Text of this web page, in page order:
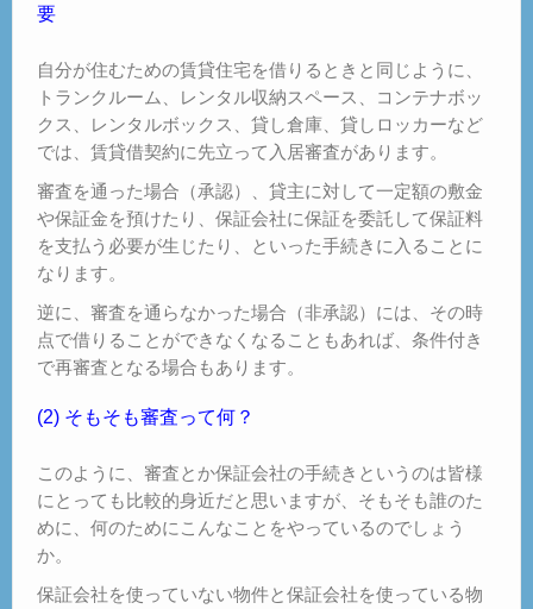
要
自分が住むための賃貸住宅を借りるときと同じように、
トランクルーム、レンタル収納スペース、コンテナボッ
クス、レンタルボックス、貸し倉庫、貸しロッカーなど
では、賃貸借契約に先立って入居審査があります。
審査を通った場合（承認）、貸主に対して一定額の敷金
や保証金を預けたり、保証会社に保証を委託して保証料
を支払う必要が生じたり、といった手続きに入ることに
なります。
逆に、審査を通らなかった場合（非承認）には、その時
点で借りることができなくなることもあれば、条件付き
で再審査となる場合もあります。
(2) そもそも審査って何？
このように、審査とか保証会社の手続きというのは皆様
にとっても比較的身近だと思いますが、そもそも誰のた
めに、何のためにこんなことをやっているのでしょう
か。
保証会社を使っていない物件と保証会社を使っている物